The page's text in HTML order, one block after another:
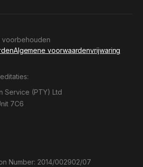
voorbehouden
Algemene voorwaardenvrijwaring
Service (PTY) Ltd
7C6
Number: 2014/002902/07